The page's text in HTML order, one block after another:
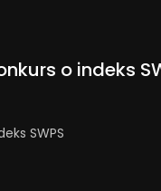
o indeks
SWPS